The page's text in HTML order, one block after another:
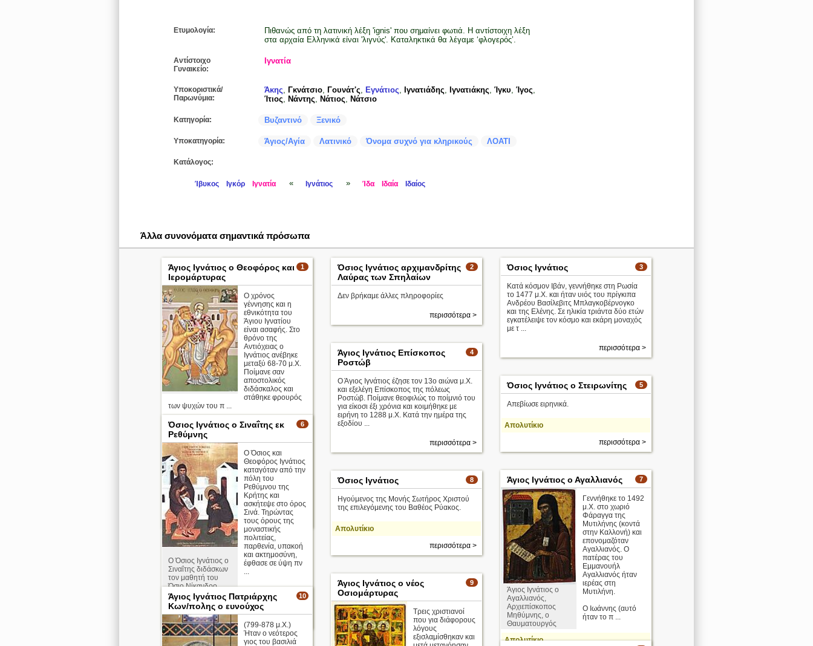
Ετυμολογία:
Πιθανώς από τη λατινική λέξη 'ignis' που σημαίνει φωτιά. Η αντίστοιχη λέξη
στα αρχαία Ελληνικά είναι 'λιγνύς'. Καταληκτικά θα λέγαμε ‘φλογερός’.
Αντίστοιχο
Γυναικείο:
Ιγνατία
Υποκοριστικά/
Παρωνύμια:
Άκης, Γκνάτσιο, Γουνάτ'ς, Εγνάτιος, Ιγνατιάδης, Ιγνατιάκης, Ίγκυ, Ίγος,
Ίτιος, Νάντης, Νάτιος, Νάτσιο
Κατηγορία: Βυζαντινό Ξενικό
Υποκατηγορία: Άγιος/Αγία Λατινικό Όνομα συχνό για κληρικούς ΛΟΑΤΙ
Κατάλογος:
Ίβυκος Ιγκόρ Ιγνατία « Ιγνάτιος » Ίδα Ιδαία Ιδαίος
Άλλα συνονόματα σημαντικά πρόσωπα
1
Άγιος Ιγνάτιος ο Θεοφόρος και
Ιερομάρτυρας
Ο χρόνος
γέννησης και η
εθνικότητα του
Άγιου Ιγνατίου
είναι ασαφής. Στο
θρόνο της
Αντιόχειας ο
Ιγνάτιος ανέβηκε
μεταξύ 68-70 μ.Χ.
Ποίμανε σαν
αποστολικός
διδάσκαλος και
στάθηκε φρουρός
των ψυχών του π ...
Απολυτίκιο
περισσότερα >
2
Όσιος Ιγνάτιος αρχιμανδρίτης
Λαύρας των Σπηλαίων
Δεν βρήκαμε άλλες πληροφορίες
περισσότερα >
3
Όσιος Ιγνάτιος
Κατά κόσμον Ιβάν, γεννήθηκε στη Ρωσία
το 1477 μ.Χ. και ήταν υιός του πρίγκιπα
Ανδρέου Βασίλεβιτς Μπλαγκοβέρνογκο
και της Ελένης. Σε ηλικία τριάντα δύο ετών
εγκατέλειψε τον κόσμο και εκάρη μοναχός
με τ ...
περισσότερα >
4
Άγιος Ιγνάτιος Επίσκοπος
Ροστώβ
Ο Άγιος Ιγνάτιος έζησε τον 13ο αιώνα μ.Χ.
και εξελέγη Επίσκοπος της πόλεως
Ροστώβ. Ποίμανε θεοφιλώς το ποίμνιό του
για είκοσι έξι χρόνια και κοιμήθηκε με
ειρήνη το 1288 μ.Χ. Κατά την ημέρα της
εξοδίου ...
περισσότερα >
5
Όσιος Ιγνάτιος ο Στειρωνίτης
Απεβίωσε ειρηνικά.
Απολυτίκιο
περισσότερα >
6
Όσιος Ιγνάτιος ο Σιναΐτης εκ
Ρεθύμνης
Ο Όσιος Ιγνάτιος ο
Σιναΐτης διδάσκων
τον μαθητή του
Όσιο Νίκανδρο
Ο Όσιος και
Θεοφόρος Ιγνάτιος
καταγόταν από την
πόλη του
Ρεθύμνου της
Κρήτης και
ασκήτεψε στο όρος
Σινά. Τηρώντας
τους όρους της
μοναστικής
πολιτείας,
παρθενία, υπακοή
και ακτημοσύνη,
έφθασε σε ύψη πν
...
Απολυτίκιο
7
Άγιος Ιγνάτιος ο Αγαλλιανός
Άγιος Ιγνάτιος ο
Αγαλλιανός,
Αρχιεπίσκοπος
Μηθύμνης, ο
Θαυματουργός
Γεννήθηκε το 1492
μ.Χ. στο χωριό
Φάραγγα της
Μυτιλήνης (κοντά
στην Καλλονή) και
επονομαζόταν
Αγαλλιανός. Ο
πατέρας του
Εμμανουήλ
Αγαλλιανός ήταν
ιερέας στη
Μυτιλήνη.
Ο Ιωάννης (αυτό
ήταν το π ...
Απολυτίκιο
8
Όσιος Ιγνάτιος
Ηγούμενος της Μονής Σωτήρος Χριστού
της επιλεγόμενης του Βαθέος Ρύακος.
Απολυτίκιο
περισσότερα >
9
Άγιος Ιγνάτιος ο νέος
Οσιομάρτυρας
Τρεις χριστιανοί
που για διάφορους
λόγους
εξισλαμίσθηκαν και
10
Άγιος Ιγνάτιος Πατριάρχης
Κων/πολης ο ευνούχος
(799-878 μ.Χ.)
Ήταν ο νεότερος
γιος του βασιλιά